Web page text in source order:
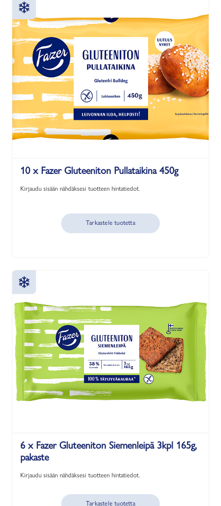
10 x Fazer Gluteeniton Pullataikina 450g
Kirjaudu sisään nähdäksesi tuotteen hintatiedot.
Tarkastele tuotetta
6 x Fazer Gluteeniton Siemenleipä 3kpl 165g,
pakaste
Kirjaudu sisään nähdäksesi tuotteen hintatiedot.
Tarkastele tuotetta